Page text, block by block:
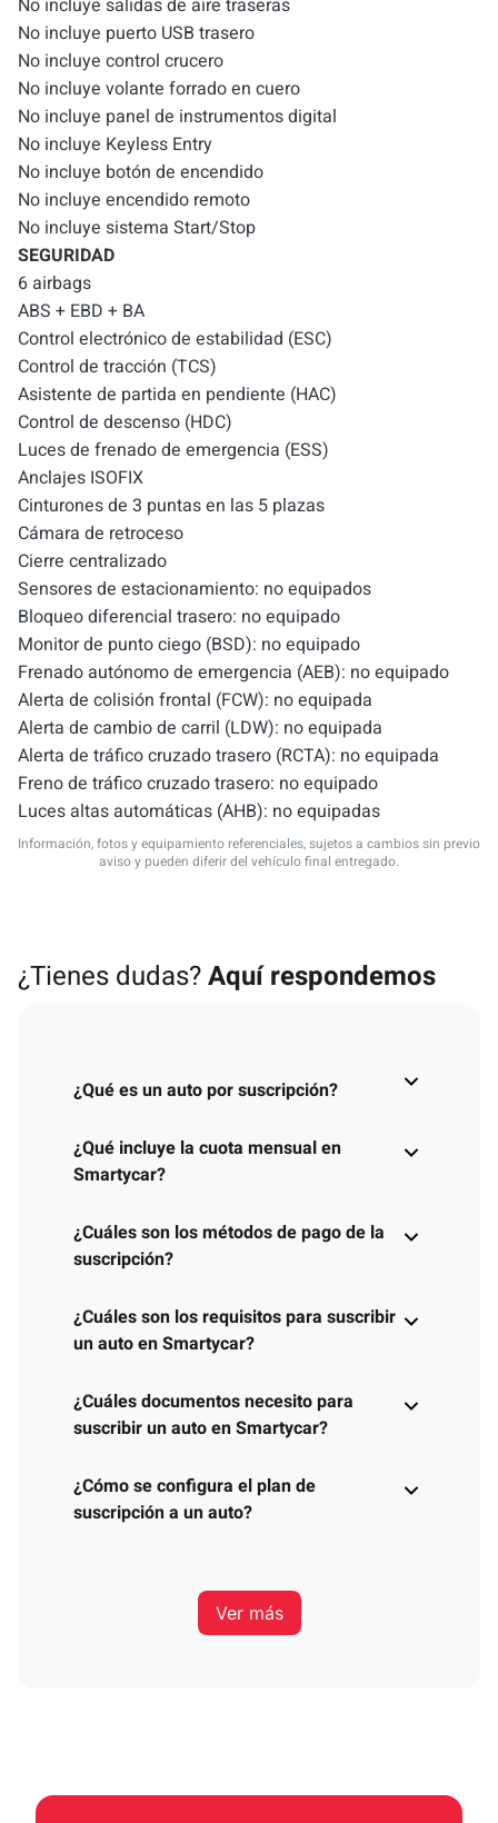
No incluye salidas de aire traseras
No incluye puerto USB trasero
No incluye control crucero
No incluye volante forrado en cuero
No incluye panel de instrumentos digital
No incluye Keyless Entry
No incluye botón de encendido
No incluye encendido remoto
No incluye sistema Start/Stop
SEGURIDAD
6 airbags
ABS + EBD + BA
Control electrónico de estabilidad (ESC)
Control de tracción (TCS)
Asistente de partida en pendiente (HAC)
Control de descenso (HDC)
Luces de frenado de emergencia (ESS)
Anclajes ISOFIX
Cinturones de 3 puntas en las 5 plazas
Cámara de retroceso
Cierre centralizado
Sensores de estacionamiento: no equipados
Bloqueo diferencial trasero: no equipado
Monitor de punto ciego (BSD): no equipado
Frenado autónomo de emergencia (AEB): no equipado
Alerta de colisión frontal (FCW): no equipada
Alerta de cambio de carril (LDW): no equipada
Alerta de tráfico cruzado trasero (RCTA): no equipada
Freno de tráfico cruzado trasero: no equipado
Luces altas automáticas (AHB): no equipadas
Información, fotos y equipamiento referenciales, sujetos a cambios sin previo
aviso y pueden diferir del vehículo final entregado.
¿Tienes dudas?Aquí respondemos
¿Qué es un auto por suscripción?
¿Qué incluye la cuota mensual en
Smartycar?
¿Cuáles son los métodos de pago de la
suscripción?
¿Cuáles son los requisitos para suscribir
un auto en Smartycar?
¿Cuáles documentos necesito para
suscribir un auto en Smartycar?
¿Cómo se configura el plan de
suscripción a un auto?
Ver más